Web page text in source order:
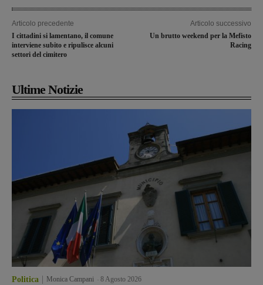
Articolo precedente
I cittadini si lamentano, il comune
interviene subito e ripulisce alcuni
settori del cimitero
Articolo successivo
Un brutto weekend per la Mefisto
Racing
Ultime Notizie
Politica Monica Campani 8 Agosto 2026